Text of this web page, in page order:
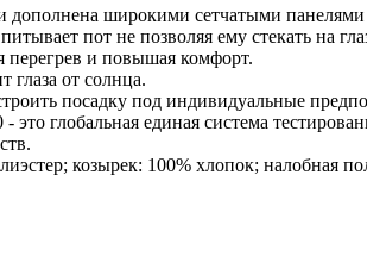
дополнена широкими сетчатыми
пот не позволяя ему стекать на
перегрев и повышая комфорт.
от солнца.
посадку под индивидуальные
глобальная единая система
козырек: 100% хлопок; налобная